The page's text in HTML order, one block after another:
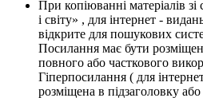
При копіюванні матеріалів
і світу» , для інтернет -
відкрите для пошукових
Посилання має бути
повного або часткового
Гіперпосилання ( для
розміщена в підзаголовку